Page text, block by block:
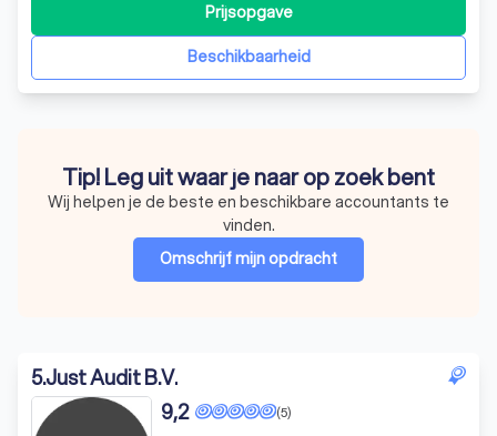
Beschikbaarheid
Prijsopgave
Tip! Leg uit waar je naar op zoek bent
Wij helpen je de beste en beschikbare accountants te
vinden.
Omschrijf mijn opdracht
5.Just Audit B.V.
(5)
9,2